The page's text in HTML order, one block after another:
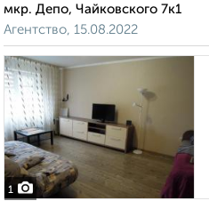
мкр. Депо, Чайковского 7к1
Агентство, 15.08.2022
1